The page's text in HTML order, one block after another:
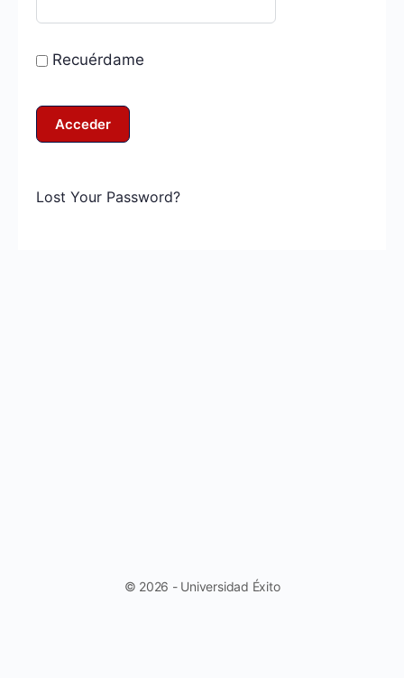
Recuérdame
Lost Your Password?
© 2026 - Universidad Éxito